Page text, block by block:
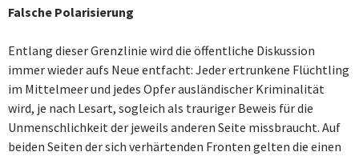
Falsche Polarisierung
Entlang dieser Grenzlinie wird die öffentliche Diskussion
immer wieder aufs Neue entfacht: Jeder ertrunkene Flüchtling
im Mittelmeer und jedes Opfer ausländischer Kriminalität
wird, je nach Lesart, sogleich als trauriger Beweis für die
Unmenschlichkeit der jeweils anderen Seite missbraucht. Auf
beiden Seiten der sich verhärtenden Fronten gelten die einen